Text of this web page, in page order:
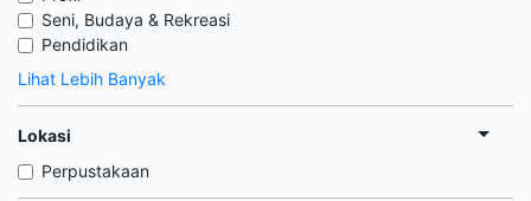
Seni, Budaya & Rekreasi
Pendidikan
Lihat Lebih Banyak
Lokasi
Perpustakaan